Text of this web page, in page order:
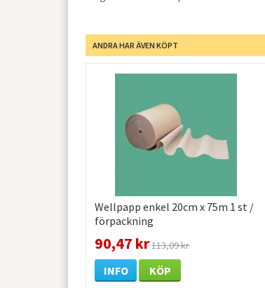
ANDRA HAR ÄVEN KÖPT
Wellpapp enkel 20cm x 75m 1 st /
förpackning
90,47 kr113,09 kr
INFO KÖP